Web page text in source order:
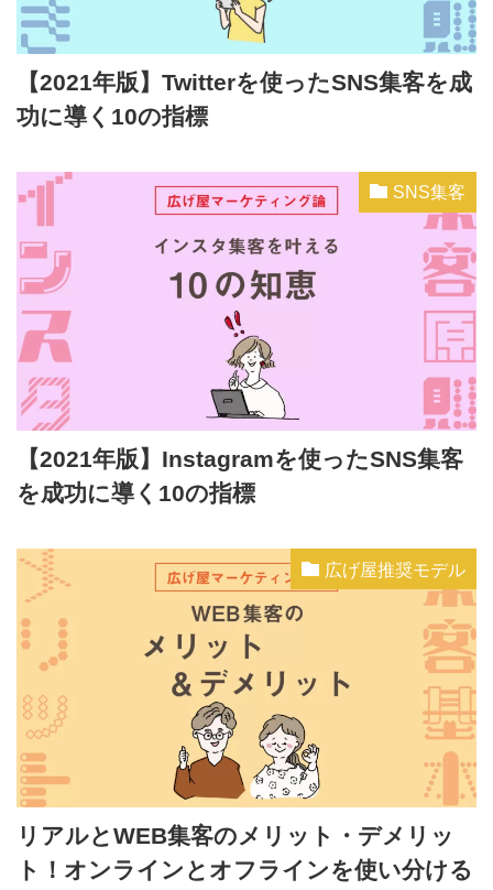
【2021年版】Twitterを使ったSNS集客を成
功に導く10の指標
SNS集客
【2021年版】Instagramを使ったSNS集客
を成功に導く10の指標
広げ屋推奨モデル
リアルとWEB集客のメリット・デメリッ
ト！オンラインとオフラインを使い分ける